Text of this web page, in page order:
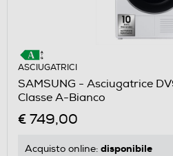
ASCIUGATRICI
SAMSUNG - Asciugatrice
Classe A-Bianco
€ 749,00
Acquisto online: disponibile